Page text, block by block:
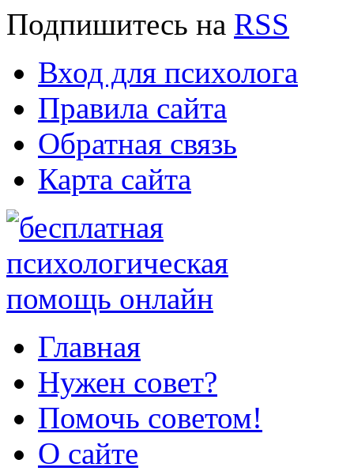
Подпишитесь на RSS
Вход для психолога
Правила сайта
Обратная связь
Карта сайта
Главная
Нужен совет?
Помочь советом!
О сайте